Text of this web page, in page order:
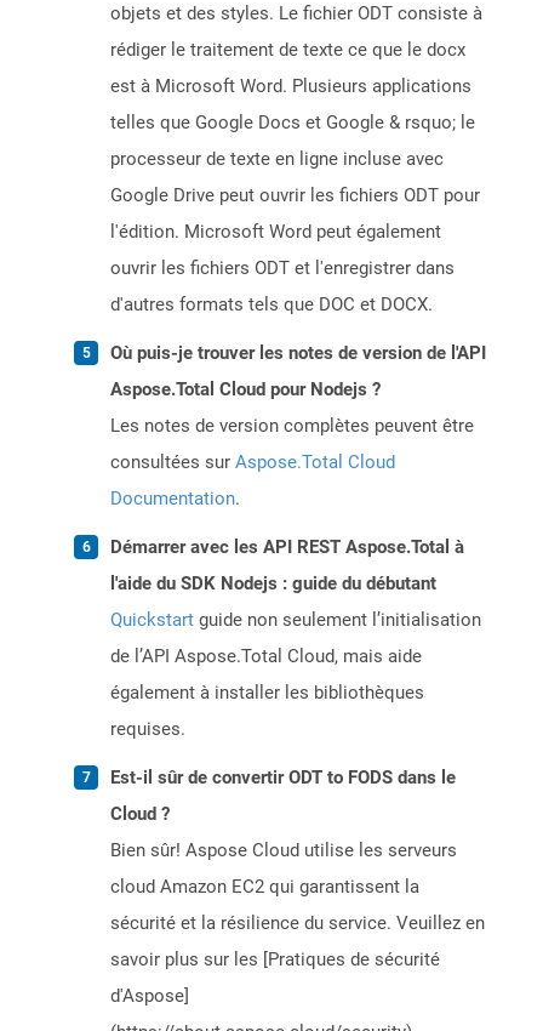
objets et des styles. Le fichier ODT consiste à
rédiger le traitement de texte ce que le docx
est à Microsoft Word. Plusieurs applications
telles que Google Docs et Google & rsquo; le
processeur de texte en ligne incluse avec
Google Drive peut ouvrir les fichiers ODT pour
l'édition. Microsoft Word peut également
ouvrir les fichiers ODT et l'enregistrer dans
d'autres formats tels que DOC et DOCX.
Où puis-je trouver les notes de version de l'API
Aspose.Total Cloud pour Nodejs ?
Les notes de version complètes peuvent être
consultées sur Aspose.Total Cloud
Documentation.
Démarrer avec les API REST Aspose.Total à
l'aide du SDK Nodejs : guide du débutant
Quickstart guide non seulement l’initialisation
de l’API Aspose.Total Cloud, mais aide
également à installer les bibliothèques
requises.
Est-il sûr de convertir ODT to FODS dans le
Cloud ?
Bien sûr! Aspose Cloud utilise les serveurs
cloud Amazon EC2 qui garantissent la
sécurité et la résilience du service. Veuillez en
savoir plus sur les [Pratiques de sécurité
d'Aspose]